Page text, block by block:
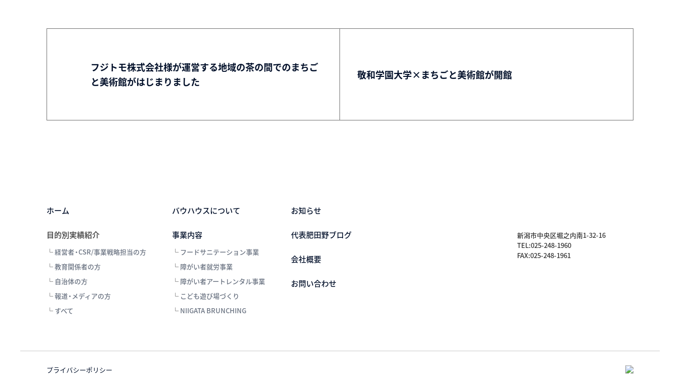
フジトモ株式会社様が運営する地域の茶の間でのまちご
と美術館がはじまりました
敬和学園大学×まちごと美術館が開館
新潟市中央区堀之内南1-32-16
TEL:025-248-1960
FAX:025-248-1961
ホーム
目的別実績紹介
└経営者・CSR/事業戦略担当の方
└教育関係者の方
└ 自治体の方
└報道・メディアの方
└ すべて
バウハウスについて
事業内容
└ フードサニテーション事業
└ 障がい者就労事業
└ 障がい者アートレンタル事業
└ こども遊び場づくり
└ NIIGATA BRUNCHING
お知らせ
代表肥田野ブログ
会社概要
お問い合わせ
プライバシーポリシー